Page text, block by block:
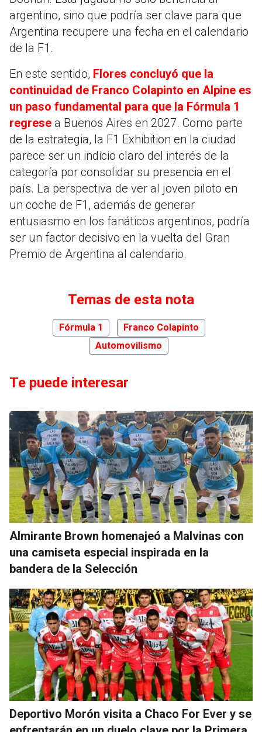
argentino, sino que podría ser clave para que
Argentina recupere una fecha en el calendario
de la F1.
En este sentido, Flores concluyó que la
continuidad de Franco Colapinto en Alpine es
un paso fundamental para que la Fórmula 1
regrese a Buenos Aires en 2027. Como parte
de la estrategia, la F1 Exhibition en la ciudad
parece ser un indicio claro del interés de la
categoría por consolidar su presencia en el
país. La perspectiva de ver al joven piloto en
un coche de F1, además de generar
entusiasmo en los fanáticos argentinos, podría
ser un factor decisivo en la vuelta del Gran
Premio de Argentina al calendario.
Temas de esta nota
Fórmula 1
Franco Colapinto
Automovilismo
Te puede interesar
Almirante Brown homenajeó a Malvinas con
una camiseta especial inspirada en la
bandera de la Selección
Deportivo Morón visita a Chaco For Ever y se